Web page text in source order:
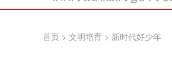
首页 > 文明培育 > 新时代好少年